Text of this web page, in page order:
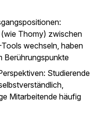
Thomy) zwischen
wechseln, haben
Berührungspunkte
Studierende
Mitarbeitende häufig